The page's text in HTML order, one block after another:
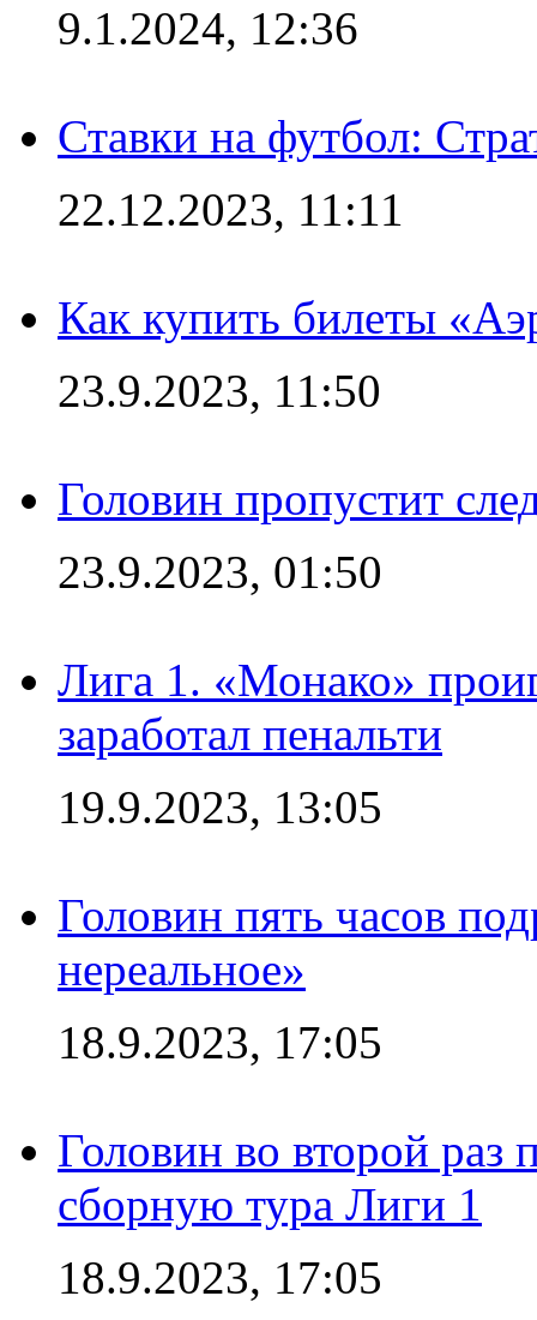
9.1.2024, 12:36
Ставки на футбол:
22.12.2023, 11:11
Как купить билеты
23.9.2023, 11:50
Головин пропустит
23.9.2023, 01:50
Лига 1. «Монако»
заработал пенальти
19.9.2023, 13:05
Головин пять часов
нереальное»
18.9.2023, 17:05
Головин во второй раз
сборную тура Лиги 1
18.9.2023, 17:05